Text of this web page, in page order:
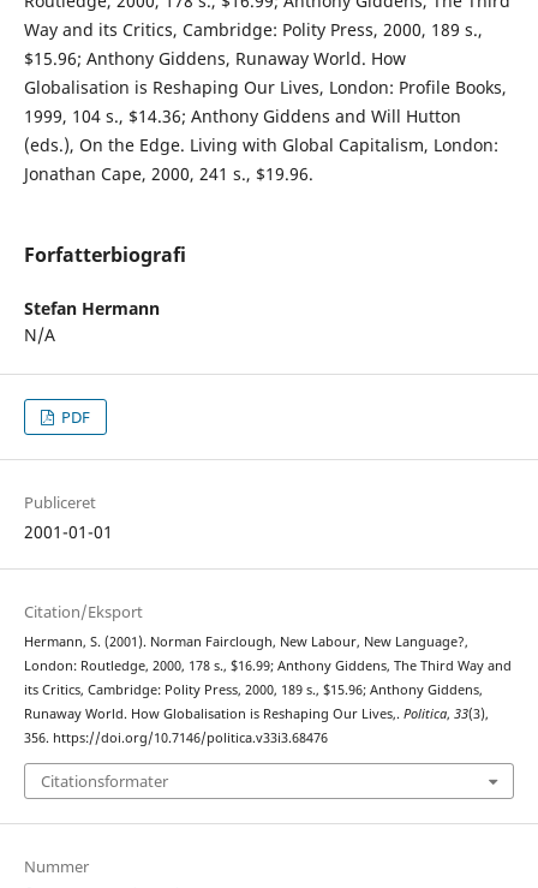
Way and its Critics, Cambridge: Polity Press, 2000, 189 s.,
$15.96; Anthony Giddens, Runaway World. How
Globalisation is Reshaping Our Lives, London: Profile Books,
1999, 104 s., $14.36; Anthony Giddens and Will Hutton
(eds.), On the Edge. Living with Global Capitalism, London:
Jonathan Cape, 2000, 241 s., $19.96.
Forfatterbiografi
Stefan Hermann
N/A
PDF
Publiceret
2001-01-01
Citation/Eksport
Hermann, S. (2001). Norman Fairclough, New Labour, New Language?,
London: Routledge, 2000, 178 s., $16.99; Anthony Giddens, The Third Way and
its Critics, Cambridge: Polity Press, 2000, 189 s., $15.96; Anthony Giddens,
Runaway World. How Globalisation is Reshaping Our Lives,. Politica, 33(3),
356. https://doi.org/10.7146/politica.v33i3.68476
Citationsformater
Nummer